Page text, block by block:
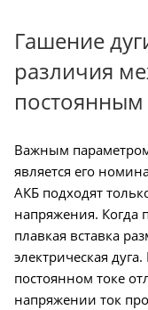
Гашение
различия
постоянным
Важным
является его
АКБ подходят
напряжения. Когда
плавкая вставка
электрическая
постоянном токе
напряжении ток